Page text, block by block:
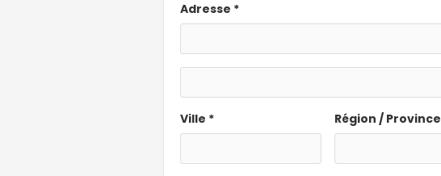
Adresse *
Ville * Région / Province